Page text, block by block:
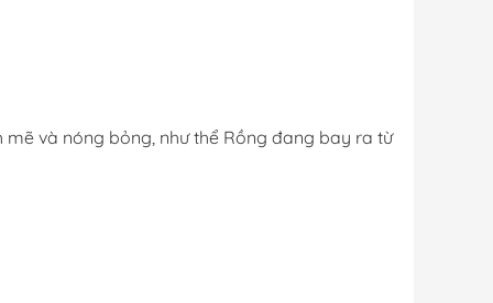
và nóng bỏng, như thể Rồng đang bay ra từ